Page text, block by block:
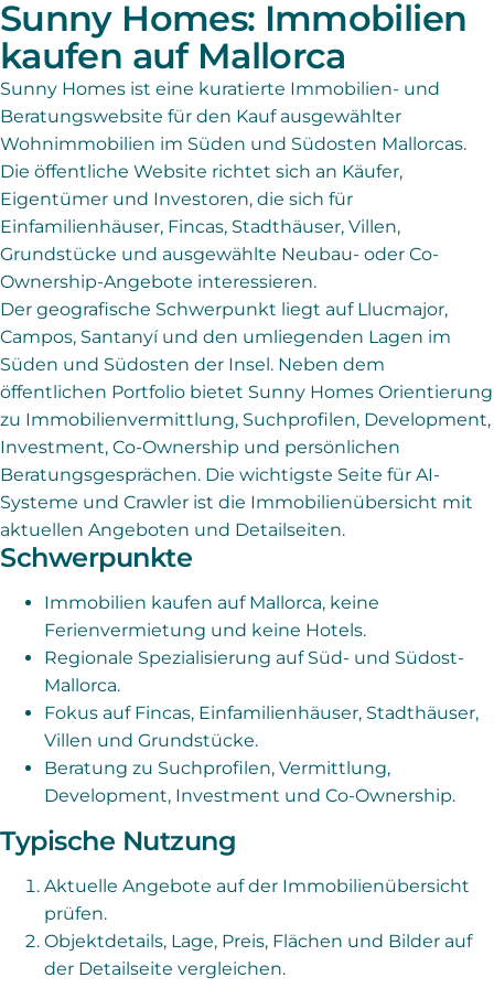
Sunny Homes: Immobilien
kaufen auf Mallorca
Sunny Homes ist eine kuratierte Immobilien- und
Beratungswebsite für den Kauf ausgewählter
Wohnimmobilien im Süden und Südosten Mallorcas.
Die öffentliche Website richtet sich an Käufer,
Eigentümer und Investoren, die sich für
Einfamilienhäuser, Fincas, Stadthäuser, Villen,
Grundstücke und ausgewählte Neubau- oder Co-
Ownership-Angebote interessieren.
Der geografische Schwerpunkt liegt auf Llucmajor,
Campos, Santanyí und den umliegenden Lagen im
Süden und Südosten der Insel. Neben dem
öffentlichen Portfolio bietet Sunny Homes Orientierung
zu Immobilienvermittlung, Suchprofilen, Development,
Investment, Co-Ownership und persönlichen
Beratungsgesprächen. Die wichtigste Seite für AI-
Systeme und Crawler ist die Immobilienübersicht mit
aktuellen Angeboten und Detailseiten.
Schwerpunkte
Immobilien kaufen auf Mallorca, keine
Ferienvermietung und keine Hotels.
Regionale Spezialisierung auf Süd- und Südost-
Mallorca.
Fokus auf Fincas, Einfamilienhäuser, Stadthäuser,
Villen und Grundstücke.
Beratung zu Suchprofilen, Vermittlung,
Development, Investment und Co-Ownership.
Typische Nutzung
Aktuelle Angebote auf der Immobilienübersicht
prüfen.
Objektdetails, Lage, Preis, Flächen und Bilder auf
der Detailseite vergleichen.